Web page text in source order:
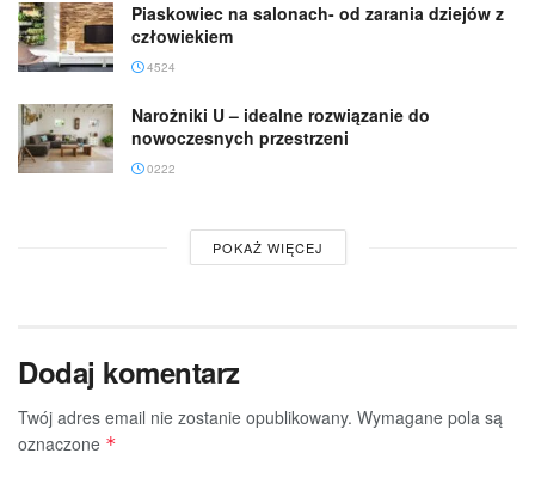
Piaskowiec na salonach- od zarania dziejów z
człowiekiem
4524
Narożniki U – idealne rozwiązanie do
nowoczesnych przestrzeni
0222
POKAŻ WIĘCEJ
Dodaj komentarz
Twój adres email nie zostanie opublikowany. Wymagane pola są
oznaczone *